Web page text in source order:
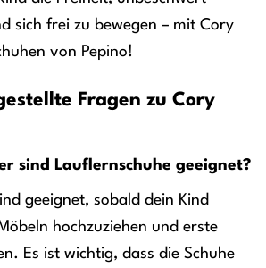
sich frei zu bewegen – mit Cory
von Pepino!
Fragen zu Cory
sind Lauflernschuhe geeignet?
geeignet, sobald dein Kind
hochzuziehen und erste
Es ist wichtig, dass die Schuhe